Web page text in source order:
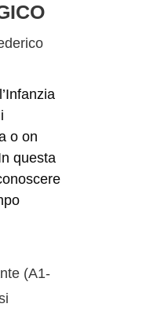
o on
questa
(A1-